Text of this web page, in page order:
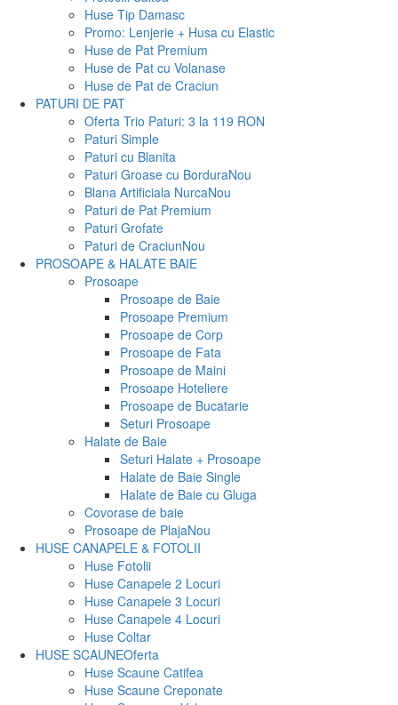
Huse Tip Damasc
Promo: Lenjerie + Husa cu Elastic
Huse de Pat Premium
Huse de Pat cu Volanase
Huse de Pat de Craciun
PATURI DE PAT
Oferta Trio Paturi: 3 la 119 RON
Paturi Simple
Paturi cu Blanita
Paturi Groase cu BorduraNou
Blana Artificiala NurcaNou
Paturi de Pat Premium
Paturi Grofate
Paturi de CraciunNou
PROSOAPE & HALATE BAIE
Prosoape
Prosoape de Baie
Prosoape Premium
Prosoape de Corp
Prosoape de Fata
Prosoape de Maini
Prosoape Hoteliere
Prosoape de Bucatarie
Seturi Prosoape
Halate de Baie
Seturi Halate + Prosoape
Halate de Baie Single
Halate de Baie cu Gluga
Covorase de baie
Prosoape de PlajaNou
HUSE CANAPELE & FOTOLII
Huse Fotolii
Huse Canapele 2 Locuri
Huse Canapele 3 Locuri
Huse Canapele 4 Locuri
Huse Coltar
HUSE SCAUNEOferta
Huse Scaune Catifea
Huse Scaune Creponate